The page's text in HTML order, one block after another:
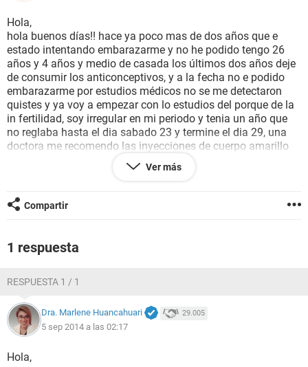
BIENESTAR
SEXUALIDAD
GLOSARIO
Hola,
hola buenos días!! hace ya poco mas de dos años que e
estado intentando embarazarme y no he podido tengo 26
años y 4 años y medio de casada los últimos dos años deje
de consumir los anticonceptivos, y a la fecha no e podido
embarazarme por estudios médicos no se me detectaron
quistes y ya voy a empezar con lo estudios del porque de la
in fertilidad, soy irregular en mi periodo y tenia un año que
no reglaba hasta el dia sabado 23 y termine el dia 29, una
doctora me recomendo las inyecciones de cuerpo amarillo
una por mes el problema esque no recuerdo de los dias d mi
periodo cuando es q me la tengo q inyectar ..si en mi periodo
ayudar..dios los bendiga
Ver más
Compartir
1 respuesta
RESPUESTA 1 / 1
Dra. Marlene Huancahuari 29.005
5 sep 2014 a las 02:17
Hola,